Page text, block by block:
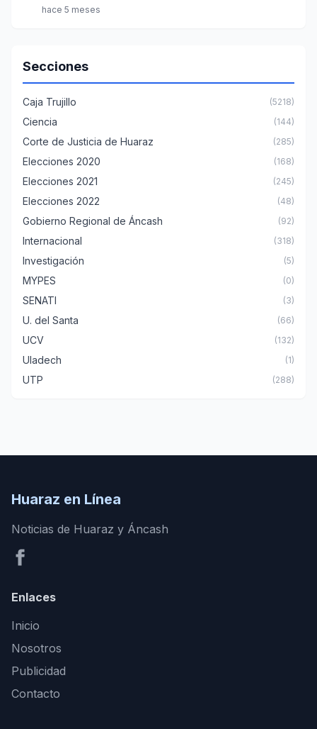
hace 5 meses
Secciones
Caja Trujillo (5218)
Ciencia (144)
Corte de Justicia de Huaraz (285)
Elecciones 2020 (168)
Elecciones 2021 (245)
Elecciones 2022 (48)
Gobierno Regional de Áncash (92)
Internacional (318)
Investigación (5)
MYPES (0)
SENATI (3)
U. del Santa (66)
UCV (132)
Uladech (1)
UTP (288)
Huaraz en Línea
Noticias de Huaraz y Áncash
Enlaces
Inicio
Nosotros
Publicidad
Contacto